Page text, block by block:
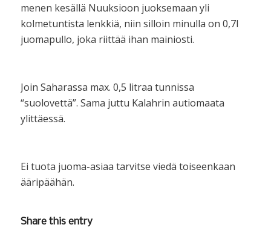
menen kesällä Nuuksioon juoksemaan yli
kolmetuntista lenkkiä, niin silloin minulla on 0,7l
juomapullo, joka riittää ihan mainiosti.
Join Saharassa max. 0,5 litraa tunnissa
“suolovettä”. Sama juttu Kalahrin autiomaata
ylittäessä.
Ei tuota juoma-asiaa tarvitse viedä toiseenkaan
ääripäähän.
Share this entry